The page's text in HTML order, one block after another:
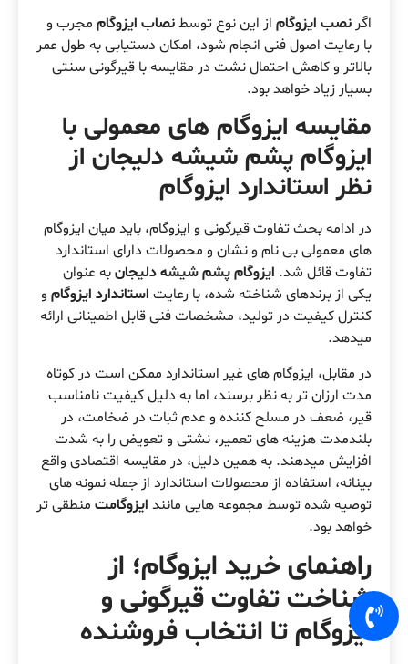
اگر نصب ایزوگام از این نوع توسطنصاب ایزوگام مجرب و
با رعایت اصول فنی انجام شود، امکان دستیابی به طول عمر
بالاتر و کاهش احتمال نشت در مقایسه با قیرگونی سنتی
بسیار زیاد خواهد بود.
مقایسه ایزوگام های معمولی با
ایزوگام پشم شیشه دلیجان از
نظر استاندارد ایزوگام
در ادامه بحث تفاوت قیرگونی و ایزوگام، باید میان ایزوگام
های معمولی بی نام و نشان و محصولات دارای استاندارد
تفاوت قائل شد. ایزوگام پشم شیشه دلیجانبه عنوان
یکی از برندهای شناخته شده، با رعایت استاندارد ایزوگام و
کنترل کیفیت در تولید، مشخصات فنی قابل اطمینانی ارائه
میدهد.
در مقابل، ایزوگام های غیر استاندارد ممکن است در کوتاه
مدت ارزان تر به نظر برسند، اما به دلیل کیفیت نامناسب
قیر، ضعف در مسلح کننده و عدم ثبات در ضخامت، در
بلندمدت هزینه های تعمیر، نشتی و تعویض را به شدت
افزایش میدهند. به همین دلیل، در مقایسه اقتصادی واقع
بینانه، استفاده از محصولات استاندارد از جمله نمونه های
توصیه شده توسط مجموعه هایی مانند ایزوگامت منطقی تر
خواهد بود.
راهنمای خرید ایزوگام؛ از
شناخت تفاوت قیرگونی و
ایزوگام تا انتخاب فروشنده